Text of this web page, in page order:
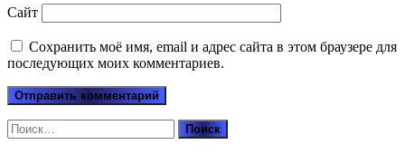
Сайт
Сохранить моё имя, email и адрес сайта в этом браузере для
последующих моих комментариев.
Найти: